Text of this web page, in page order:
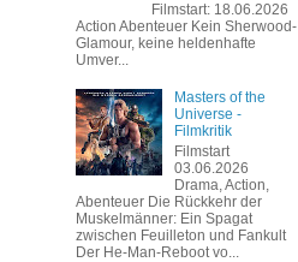
Filmstart: 18.06.2026
Action Abenteuer Kein Sherwood-
Glamour, keine heldenhafte
Umver...
Masters of the
Universe -
Filmkritik
Filmstart
03.06.2026
Drama, Action,
Abenteuer Die Rückkehr der
Muskelmänner: Ein Spagat
zwischen Feuilleton und Fankult
Der He-Man-Reboot vo...